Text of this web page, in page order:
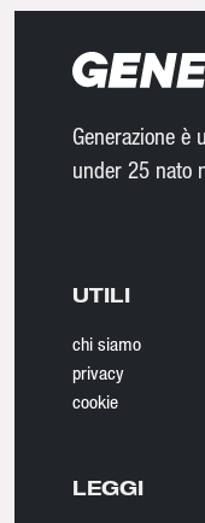
Generazione è
under 25 nato
UTILI
chi siamo
privacy
cookie
LEGGI